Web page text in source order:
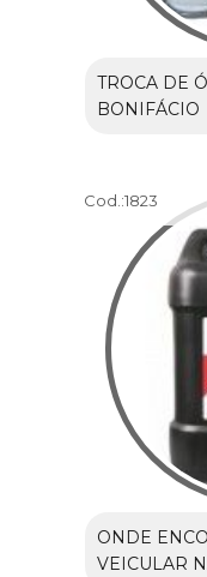
TROCA DE
BONIFÁCIO
Cod.:1823
ONDE
VEICULAR